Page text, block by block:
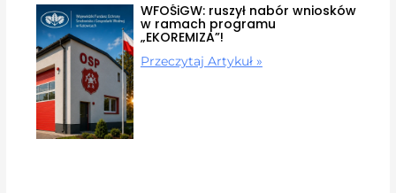
WFOŚiGW: ruszył nabór wniosków
w ramach programu
„EKOREMIZA”!
Przeczytaj Artykuł »